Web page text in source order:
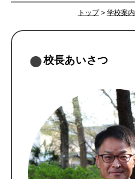
トップ> 学校案内
校長あいさつ